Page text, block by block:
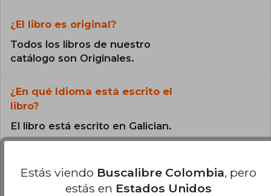
¿El libro es original?
Todos los libros de nuestro
catálogo son Originales.
¿En qué Idioma está escrito el
libro?
El libro está escrito en Galician.
¿Cuál es la encuadernación de este libro?
La encuadernación de esta edición es Tapa
Estás viendo Buscalibre Colombia, pero
estás en Estados Unidos